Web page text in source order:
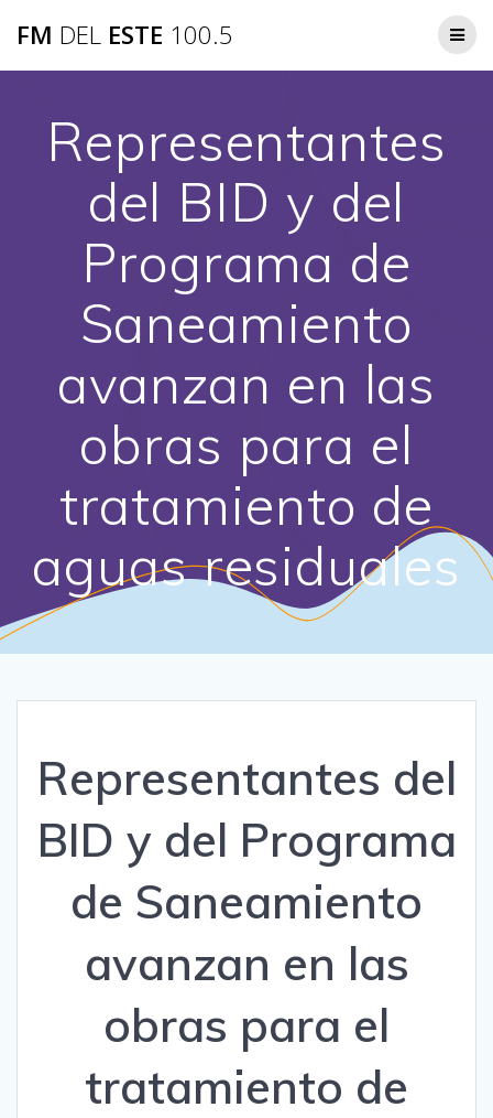
FM DEL ESTE 100.5
Representantes
del BID y del
Programa de
Saneamiento
avanzan en las
obras para el
tratamiento de
aguas residuales
Representantes del
BID y del Programa
de Saneamiento
avanzan en las
obras para el
tratamiento de